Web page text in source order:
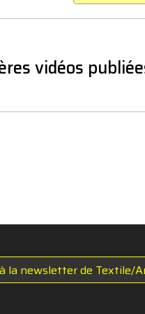
vidéos
la newsletter de Textile/